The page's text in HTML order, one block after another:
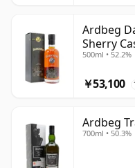
Ardbeg
Sherry
500ml • 52.2%
￥53,100
Ardbeg
700ml • 50.3%